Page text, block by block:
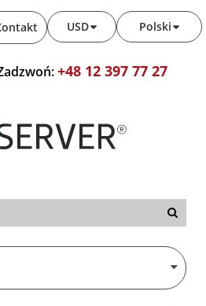
Polski
USD
+48 12 397 77 27